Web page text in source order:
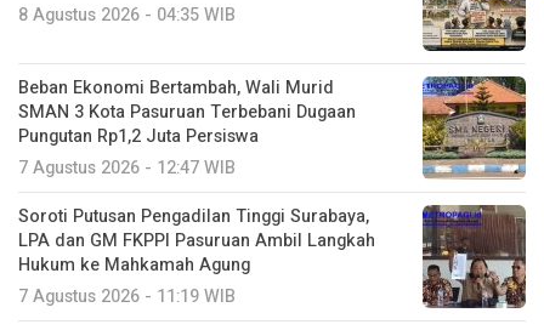
8 Agustus 2026 - 04:35 WIB
Beban Ekonomi Bertambah, Wali Murid
SMAN 3 Kota Pasuruan Terbebani Dugaan
Pungutan Rp1,2 Juta Persiswa
7 Agustus 2026 - 12:47 WIB
Soroti Putusan Pengadilan Tinggi Surabaya,
LPA dan GM FKPPI Pasuruan Ambil Langkah
Hukum ke Mahkamah Agung
7 Agustus 2026 - 11:19 WIB